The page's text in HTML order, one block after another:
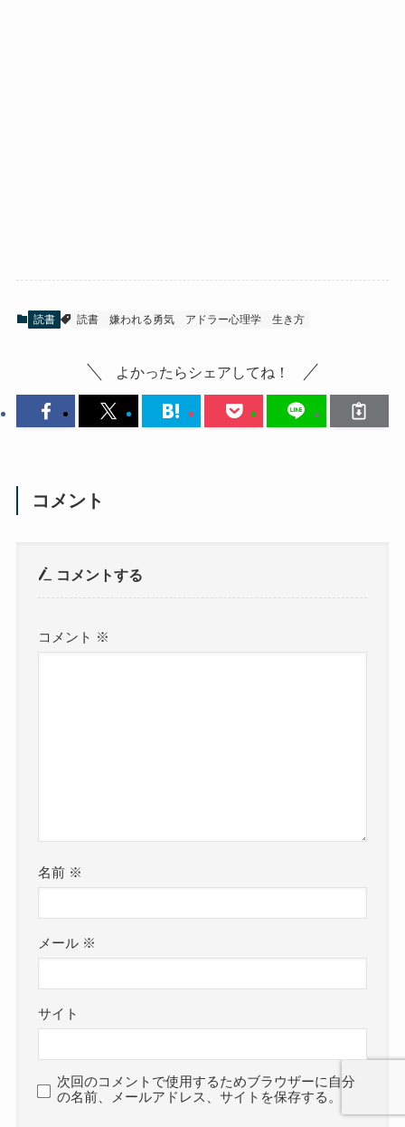
読書 読書 嫌われる勇気 アドラー心理学 生き方
よかったらシェアしてね！
コメント
コメントする
コメント ※
名前 ※
メール ※
サイト
次回のコメントで使用するためブラウザーに自分
の名前、メールアドレス、サイトを保存する。